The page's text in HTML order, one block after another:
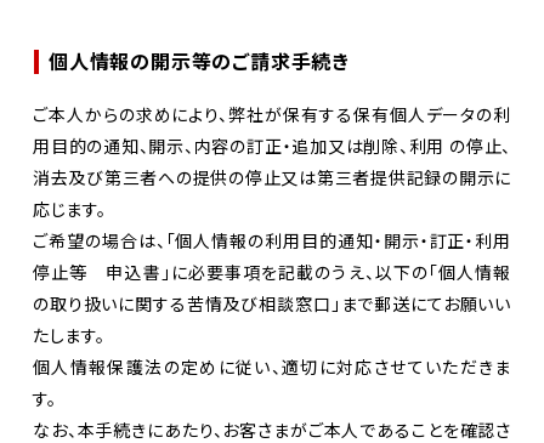
個人情報の開示等のご請求手続き
ご本人からの求めにより、弊社が保有する保有個人データの利
用目的の通知、開示、内容の訂正・追加又は削除、利用 の停止、
消去及び第三者への提供の停止又は第三者提供記録の開示に
応じます。
ご希望の場合は、「個人情報の利用目的通知・開示・訂正・利用
停止等 申込書」に必要事項を記載のうえ、以下の「個人情報
の取り扱いに関する苦情及び相談窓口」まで郵送にてお願いい
たします。
個人情報保護法の定めに従い、適切に対応させていただきま
す。
なお、本手続きにあたり、お客さまがご本人であることを確認さ